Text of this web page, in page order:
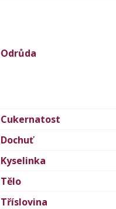
Odrůda
Cukernatost
Dochuť
Kyselinka
Tělo
Tříslovina